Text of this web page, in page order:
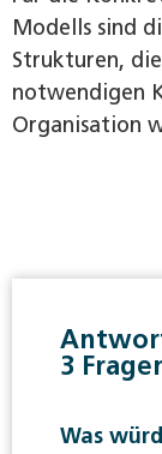
Modells sind
Strukturen,
notwendigen
Organisation
3
Was